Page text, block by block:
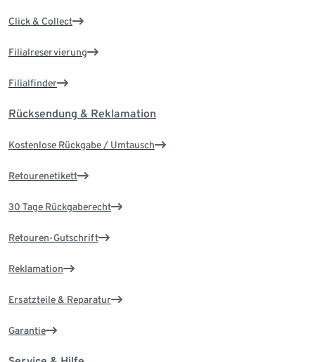
Click & Collect
Filialreservierung
Filialfinder
Rücksendung & Reklamation
Kostenlose Rückgabe / Umtausch
Retourenetikett
30 Tage Rückgaberecht
Retouren-Gutschrift
Reklamation
Ersatzteile & Reparatur
Garantie